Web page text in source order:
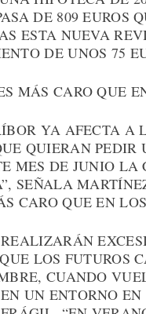
DE 809 EUROS
ESTA NUEVA
DE UNOS 75
MÁS CARO QUE
YA AFECTA A
QUIERAN PEDIR
MES DE JUNIO LA
SEÑALA
CARO QUE EN
LOS FUTUROS
CUANDO
UN ENTORNO